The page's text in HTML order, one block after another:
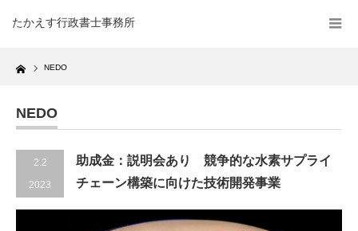
たかえす行政書士事務所
Home NEDO
NEDO
2.2
2023
助成金：説明会あり 競争的な水素サプライ
チェーン構築に向けた技術開発事業